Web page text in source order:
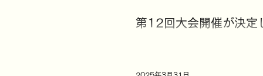
第12回大会開催が決定